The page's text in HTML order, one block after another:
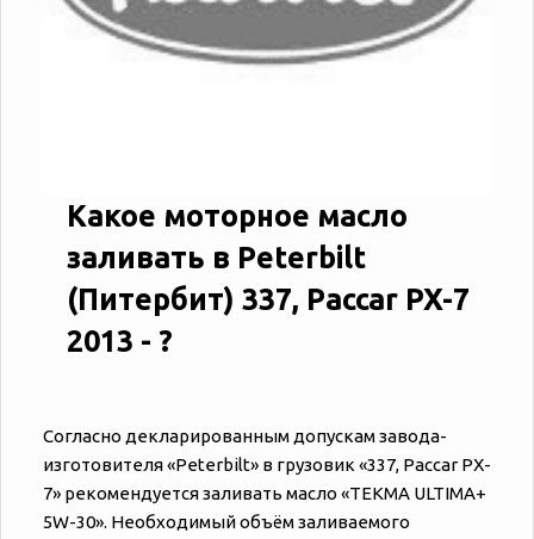
Какое моторное масло
заливать в Peterbilt
(Питербит) 337, Paccar PX-7
2013 - ?
Согласно декларированным допускам завода-
изготовителя «‎‎Peterbilt» в грузовик «‎‎337, Paccar PX-
7» рекомендуется заливать масло «TEKMA ULTIMA+
5W-30». Необходимый объём заливаемого